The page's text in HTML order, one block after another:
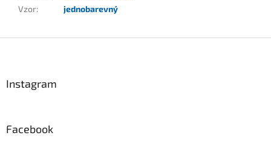
Vzor: jednobarevný
Instagram
Facebook